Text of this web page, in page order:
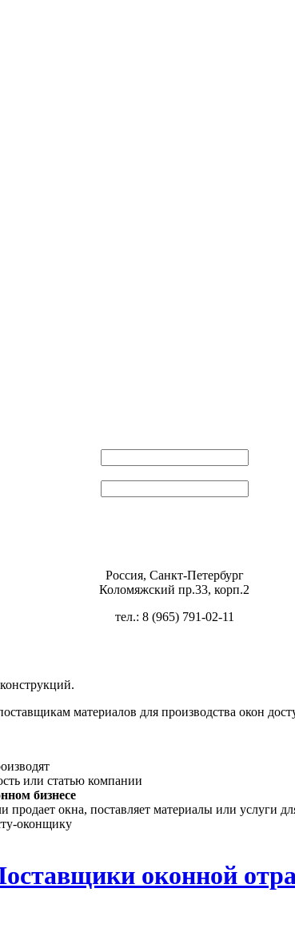
Россия, Санкт-Петербург
Коломяжский пр.33, корп.2
тел.: 8 (965) 791-02-11
материалов для производства окон
или статью компании
бизнесе
окна, поставляет материалы или услуги
оконщику
оконной